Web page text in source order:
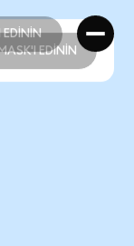
EDİNİN
EDİNİN
EDİNİN